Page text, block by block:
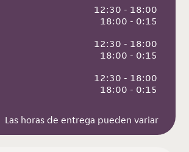
12:30 - 18:00
18:00 - 0:15
12:30 - 18:00
18:00 - 0:15
12:30 - 18:00
18:00 - 0:15
Las horas de entrega pueden variar